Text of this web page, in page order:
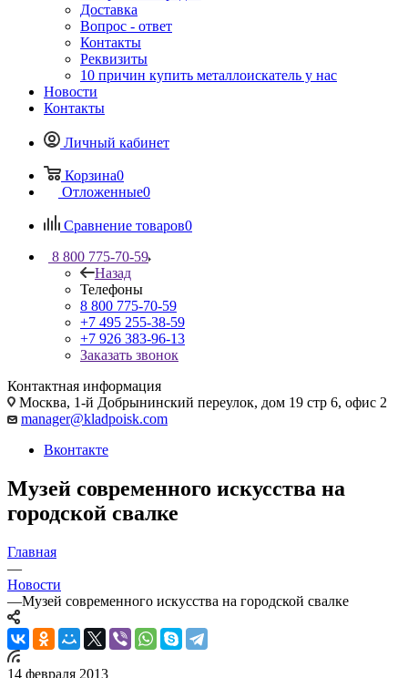
Доставка
Вопрос - ответ
Контакты
Реквизиты
10 причин купить металлоискатель у нас
Новости
Контакты
Личный кабинет
Корзина0
Отложенные0
Сравнение товаров0
8 800 775-70-59
Назад
Телефоны
8 800 775-70-59
+7 495 255-38-59
+7 926 383-96-13
Заказать звонок
Контактная информация
Москва, 1-й Добрынинский переулок, дом 19 стр 6, офис 2
manager@kladpoisk.com
Вконтакте
Музей современного искусства на
городской свалке
Главная
—
Новости
—Музей современного искусства на городской свалке
14 февраля 2013